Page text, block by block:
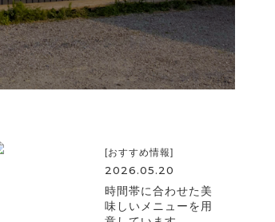
[おすすめ情報]
2026.05.20
時間帯に合わせた美
味しいメニューを用